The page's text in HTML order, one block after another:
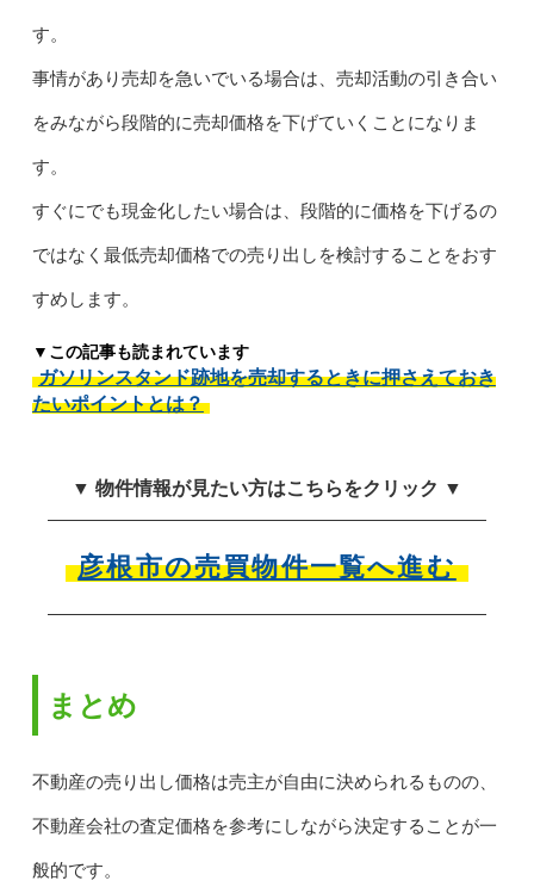
す。
事情があり売却を急いでいる場合は、売却活動の引き合い
をみながら段階的に売却価格を下げていくことになりま
す。
すぐにでも現金化したい場合は、段階的に価格を下げるの
ではなく最低売却価格での売り出しを検討することをおす
すめします。
▼この記事も読まれています
ガソリンスタンド跡地を売却するときに押さえておき
たいポイントとは？
▼ 物件情報が見たい方はこちらをクリック ▼
彦根市の売買物件一覧へ進む
まとめ
不動産の売り出し価格は売主が自由に決められるものの、
不動産会社の査定価格を参考にしながら決定することが一
般的です。